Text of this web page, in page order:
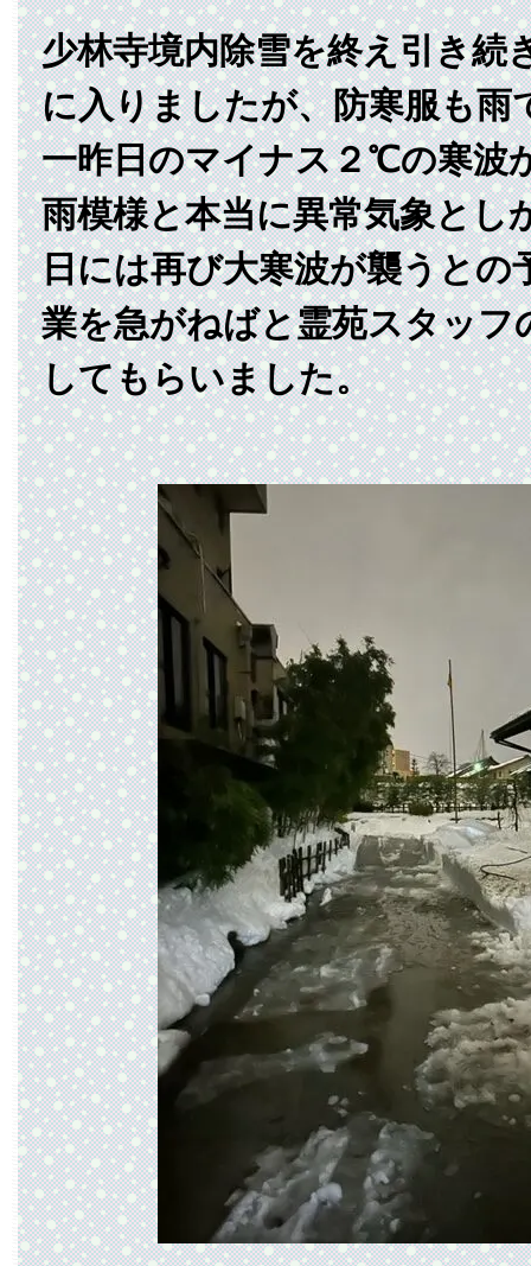
少林寺境内除雪を終え引き続
に入りましたが、防寒服も雨
一昨日のマイナス２℃の寒波
雨模様と本当に異常気象とし
日には再び大寒波が襲うとの
業を急がねばと霊苑スタッフ
してもらいました。